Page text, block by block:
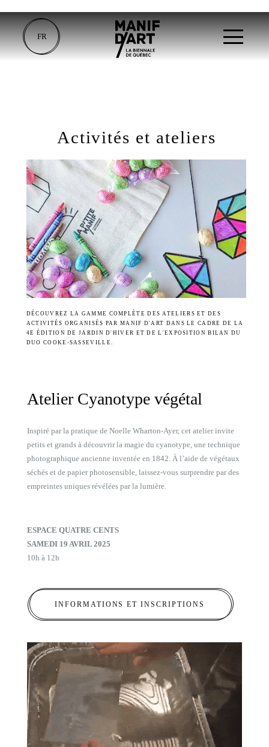
FR
Activités et ateliers
DÉCOUVREZ LA GAMME COMPLÈTE DES ATELIERS ET DES
ACTIVITÉS ORGANISÉS PAR MANIF D'ART DANS LE CADRE DE LA
4E ÉDITION DE JARDIN D'HIVER ET DE L'EXPOSITION BILAN DU
DUO COOKE-SASSEVILLE.
Atelier Cyanotype végétal
Inspiré par la pratique de Noelle Wharton-Ayer, cet atelier invite
petits et grands à découvrir la magie du cyanotype, une technique
photographique ancienne inventée en 1842. À l’aide de végétaux
séchés et de papier photosensible, laissez-vous surprendre par des
empreintes uniques révélées par la lumière.
ESPACE QUATRE CENTS
SAMEDI 19 AVRIL 2025
10h à 12h
INFORMATIONS ET INSCRIPTIONS